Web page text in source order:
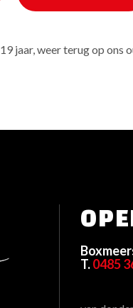
jaar, weer terug op ons
T.0485